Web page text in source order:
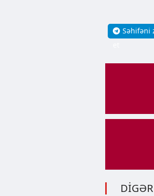
Səhifəni